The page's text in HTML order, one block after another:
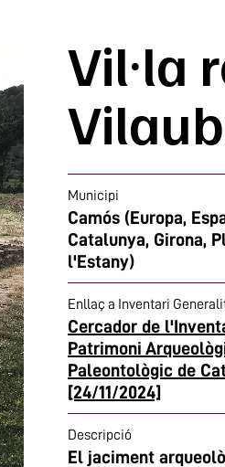
Vil·la
Municipi
Camós (Europa,
Catalunya, Girona,
l'Estany)
Enllaç a Inventari
Cercador de
Patrimoni
Paleontològic de
[24/11/2024]
Descripció
El jaciment